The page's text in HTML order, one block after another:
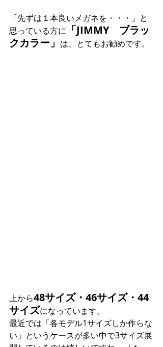
「先ずは１本良いメガネを・・・」と
思っている方に 「JIMMY　ブラッ
クカラー」 は、とてもお勧めです。
上から48サイズ・46サイズ・44
サイズになっています。
最近では「各モデル1サイズしか作らな
い」というケースが多い中で3サイズ展